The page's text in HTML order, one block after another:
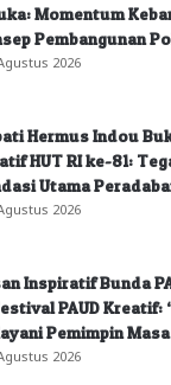
Momentum
Pembangunan
2026
Hermus Indou
HUT RI ke-81:
Utama
2026
Inspiratif Bunda
PAUD Kreatif:
Pemimpin Masa
2026